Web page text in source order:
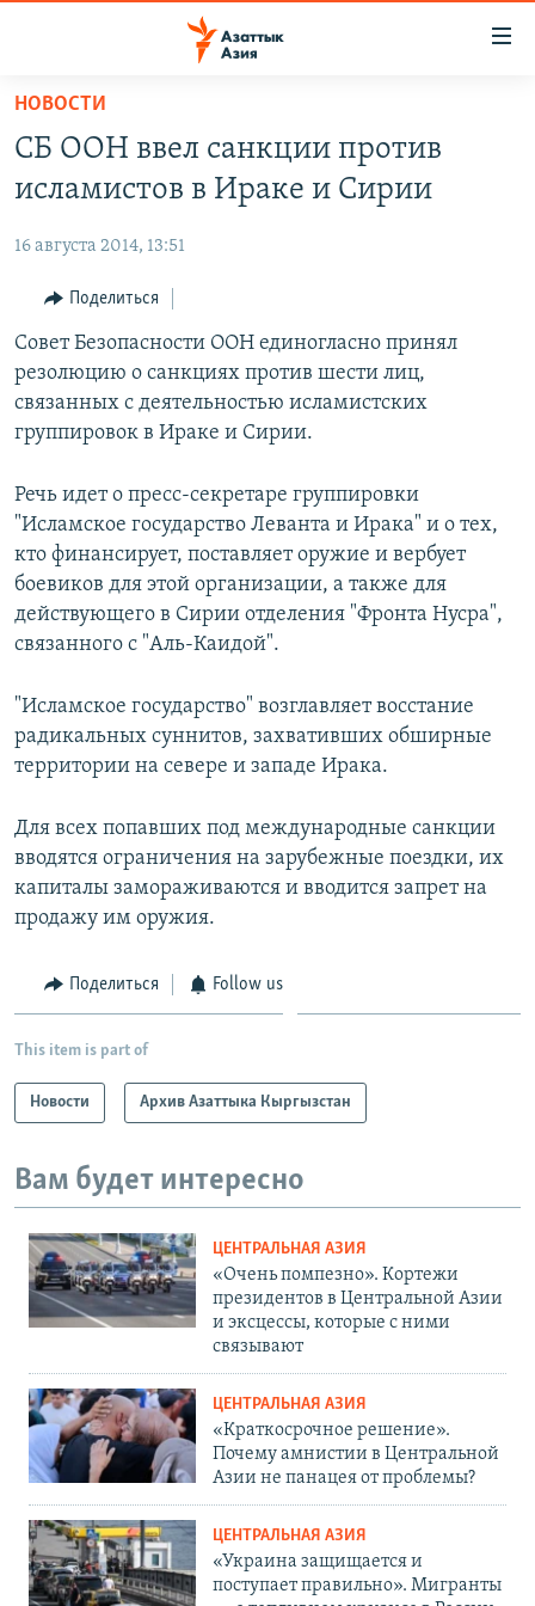
Вернуться
основному
содержанию
навигации
Вернутся
поиску
УЗБЕКИСТАН
ТАДЖИКИСТАН
НА ДРУГИХ ЯЗЫКАХ
ҚАЗАҚША
КЫРГЫЗЧА
ЎЗБЕКЧА
ТОҶИКӢ
Все сайты РСЕ/РС
НОВОСТИ
СБ ООН ввел санкции против
исламистов в Ираке и Сирии
16 августа 2014, 13:51
Поделиться
Совет Безопасности ООН единогласно принял
резолюцию о санкциях против шести лиц,
связанных с деятельностью исламистских
группировок в Ираке и Сирии.
Речь идет о пресс-секретаре группировки
"Исламское государство Леванта и Ирака" и о тех,
кто финансирует, поставляет оружие и вербует
боевиков для этой организации, а также для
действующего в Сирии отделения "Фронта Нусра",
связанного с "Аль-Каидой".
"Исламское государство" возглавляет восстание
радикальных суннитов, захвативших обширные
территории на севере и западе Ирака.
Для всех попавших под международные санкции
вводятся ограничения на зарубежные поездки, их
капиталы замораживаются и вводится запрет на
продажу им оружия.
Поделиться Follow us
This item is part of
Новости Архив Азаттыка Кыргызстан
Вам будет интересно
ЦЕНТРАЛЬНАЯ АЗИЯ
«Очень помпезно». Кортежи
президентов в Центральной Азии
и эксцессы, которые с ними
связывают
ЦЕНТРАЛЬНАЯ АЗИЯ
«Краткосрочное решение».
Почему амнистии в Центральной
Азии не панацея от проблемы?
ЦЕНТРАЛЬНАЯ АЗИЯ
«Украина защищается и
поступает правильно». Мигранты